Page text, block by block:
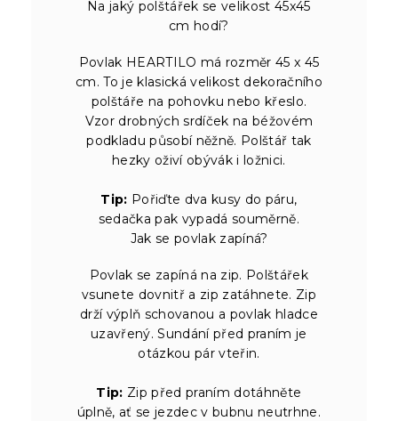
Na jaký polštářek se velikost 45x45
cm hodí?
Povlak HEARTILO má rozměr 45 x 45
cm. To je klasická velikost dekoračního
polštáře na pohovku nebo křeslo.
Vzor drobných srdíček na béžovém
podkladu působí něžně. Polštář tak
hezky oživí obývák i ložnici.
Tip: Pořiďte dva kusy do páru,
sedačka pak vypadá souměrně.
Jak se povlak zapíná?
Povlak se zapíná na zip. Polštářek
vsunete dovnitř a zip zatáhnete. Zip
drží výplň schovanou a povlak hladce
uzavřený. Sundání před praním je
otázkou pár vteřin.
Tip: Zip před praním dotáhněte
úplně, ať se jezdec v bubnu neutrhne.